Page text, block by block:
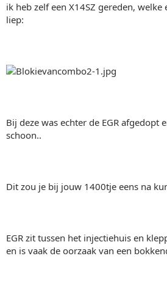
ik heb zelf een X14SZ gereden,
liep:
Bij deze was echter de EGR afgedopt
schoon..
Dit zou je bij jouw 1400tje eens na
EGR zit tussen het injectiehuis en
en is vaak de oorzaak van een